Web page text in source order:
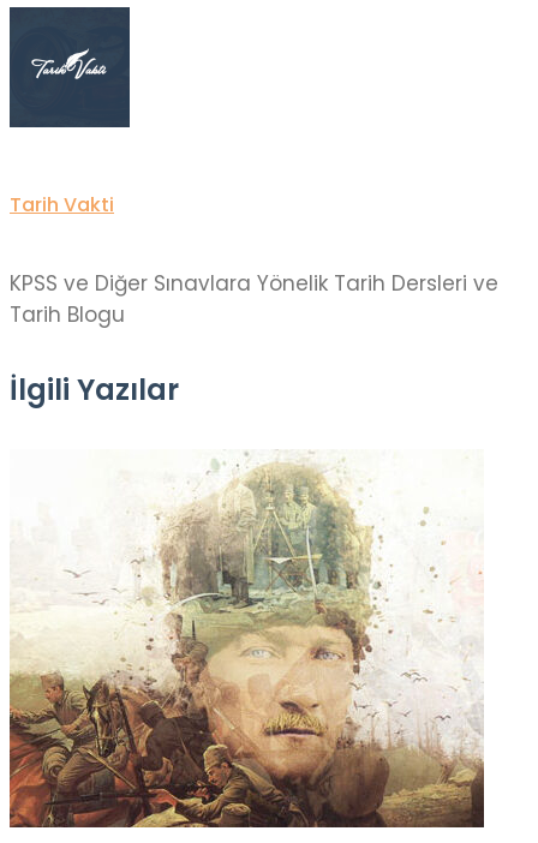
Tarih Vakti
KPSS ve Diğer Sınavlara Yönelik Tarih Dersleri ve
Tarih Blogu
İlgili Yazılar